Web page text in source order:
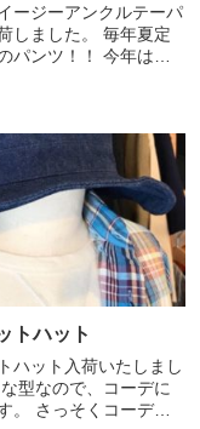
ージーアンクルテーパ
しました。 毎年夏定
パンツ！！ 今年は少
ナリM,L...
トハット
ハット入荷いたしまし
型なので、コーデに
。 さっそくコーデに